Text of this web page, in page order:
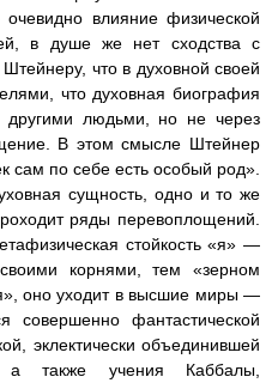
влияние физической
в душе же нет сходства с
что в духовной своей
что духовная биография
другими людьми, но не через
В этом смысле Штейнер
сам по себе есть особый род».
сущность, одно и то же
ряды перевоплощений.
стойкость «я» —
корнями, тем «зерном
оно уходит в высшие миры —
совершенно фантастической
эклектически объединившей
а также учения Каббалы,